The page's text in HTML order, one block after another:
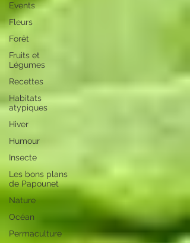
Events
Fleurs
Forêt
Fruits et
Légumes
Recettes
Habitats
atypiques
Hiver
Humour
Insecte
Les bons plans
de Papounet
Nature
Océan
Permaculture